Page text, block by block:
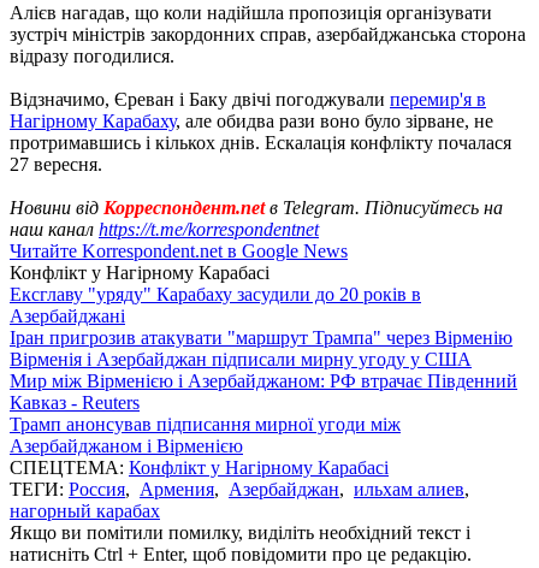
Алієв нагадав, що коли надійшла пропозиція організувати
зустріч міністрів закордонних справ, азербайджанська сторона
відразу погодилися.
Відзначимо, Єреван і Баку двічі погоджували перемир'я в
Нагірному Карабаху, але обидва рази воно було зірване, не
протримавшись і кількох днів. Ескалація конфлікту почалася
27 вересня.
Новини від Корреспондент.netв Telegram. Підписуйтесь на
наш канал https://t.me/korrespondentnet
Читайте Korrespondent.net в Google News
Конфлікт у Нагірному Карабасі
Ексглаву "уряду" Карабаху засудили до 20 років в
Азербайджані
Іран пригрозив атакувати "маршрут Трампа" через Вірменію
Вірменія і Азербайджан підписали мирну угоду у США
Мир між Вірменією і Азербайджаном: РФ втрачає Південний
Кавказ - Reuters
Трамп анонсував підписання мирної угоди між
Азербайджаном і Вірменією
СПЕЦТЕМА: Конфлікт у Нагірному Карабасі
ТЕГИ: Россия, Армения, Азербайджан, ильхам алиев,
нагорный карабах
Якщо ви помітили помилку, виділіть необхідний текст і
натисніть Ctrl + Enter, щоб повідомити про це редакцію.